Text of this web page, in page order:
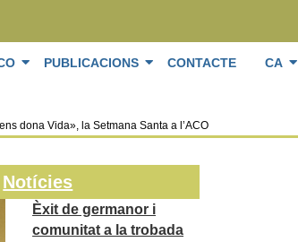
PUBLICACIONS CONTACTE CA
dona Vida», la Setmana Santa a l’ACO
Notícies
Èxit de germanor i
comunitat a la trobada